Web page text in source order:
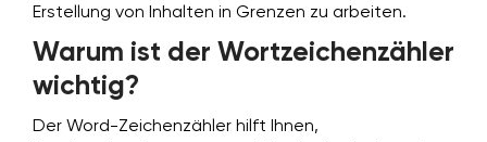
Erstellung von Inhalten in Grenzen zu arbeiten.
Warum ist der Wortzeichenzähler
wichtig?
Der Word-Zeichenzähler hilft Ihnen,